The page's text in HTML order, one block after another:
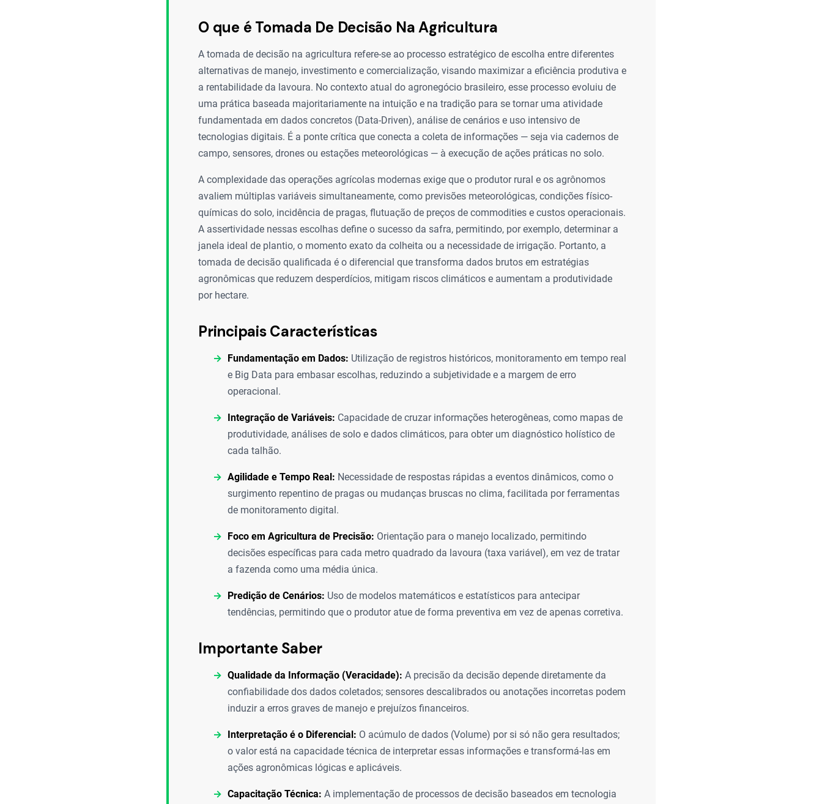
O que é Tomada De Decisão Na Agricultura
A tomada de decisão na agricultura refere-se ao processo estratégico de escolha entre diferentes
alternativas de manejo, investimento e comercialização, visando maximizar a eficiência produtiva e
a rentabilidade da lavoura. No contexto atual do agronegócio brasileiro, esse processo evoluiu de
uma prática baseada majoritariamente na intuição e na tradição para se tornar uma atividade
fundamentada em dados concretos (Data-Driven), análise de cenários e uso intensivo de
tecnologias digitais. É a ponte crítica que conecta a coleta de informações — seja via cadernos de
campo, sensores, drones ou estações meteorológicas — à execução de ações práticas no solo.
A complexidade das operações agrícolas modernas exige que o produtor rural e os agrônomos
avaliem múltiplas variáveis simultaneamente, como previsões meteorológicas, condições físico-
químicas do solo, incidência de pragas, flutuação de preços de commodities e custos operacionais.
A assertividade nessas escolhas define o sucesso da safra, permitindo, por exemplo, determinar a
janela ideal de plantio, o momento exato da colheita ou a necessidade de irrigação. Portanto, a
tomada de decisão qualificada é o diferencial que transforma dados brutos em estratégias
agronômicas que reduzem desperdícios, mitigam riscos climáticos e aumentam a produtividade
por hectare.
Principais Características
Fundamentação em Dados: Utilização de registros históricos, monitoramento em tempo real
e Big Data para embasar escolhas, reduzindo a subjetividade e a margem de erro
operacional.
Integração de Variáveis: Capacidade de cruzar informações heterogêneas, como mapas de
produtividade, análises de solo e dados climáticos, para obter um diagnóstico holístico de
cada talhão.
Agilidade e Tempo Real: Necessidade de respostas rápidas a eventos dinâmicos, como o
surgimento repentino de pragas ou mudanças bruscas no clima, facilitada por ferramentas
de monitoramento digital.
Foco em Agricultura de Precisão: Orientação para o manejo localizado, permitindo
decisões específicas para cada metro quadrado da lavoura (taxa variável), em vez de tratar
a fazenda como uma média única.
Predição de Cenários: Uso de modelos matemáticos e estatísticos para antecipar
tendências, permitindo que o produtor atue de forma preventiva em vez de apenas corretiva.
Importante Saber
Qualidade da Informação (Veracidade): A precisão da decisão depende diretamente da
confiabilidade dos dados coletados; sensores descalibrados ou anotações incorretas podem
induzir a erros graves de manejo e prejuízos financeiros.
Interpretação é o Diferencial: O acúmulo de dados (Volume) por si só não gera resultados;
o valor está na capacidade técnica de interpretar essas informações e transformá-las em
ações agronômicas lógicas e aplicáveis.
Capacitação Técnica: A implementação de processos de decisão baseados em tecnologia